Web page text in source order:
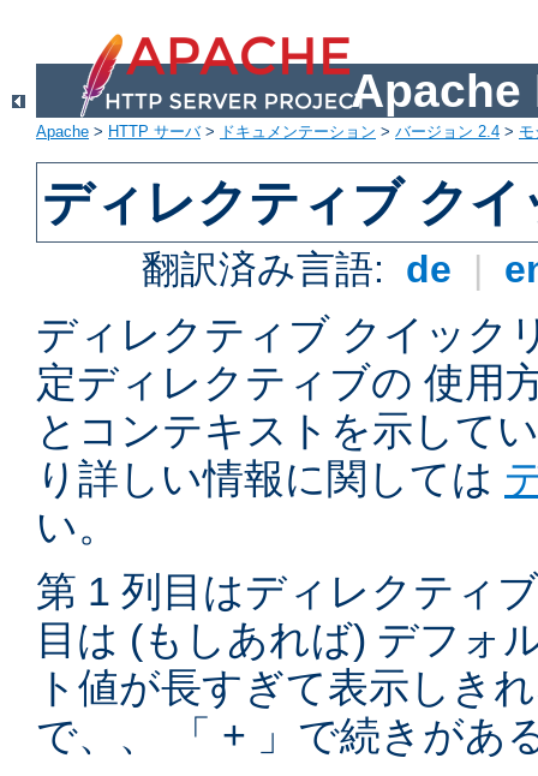
Apache
Apache > HTTP サーバ> ドキュメンテーション > バージョン 2.4 >
ディレクティブ ク
翻訳済み言語: de |
ディレクティブ クイック
定ディレクティブの 使用
とコンテキストを示して
り詳しい情報に関しては
い。
第 1 列目はディレクティ
目は (もしあれば) デフォ
ト値が長すぎて表示しき
で、、 「 + 」で続きがあ